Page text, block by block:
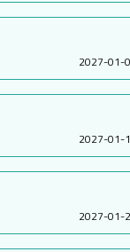
2027-01-
2027-01-
2027-01-